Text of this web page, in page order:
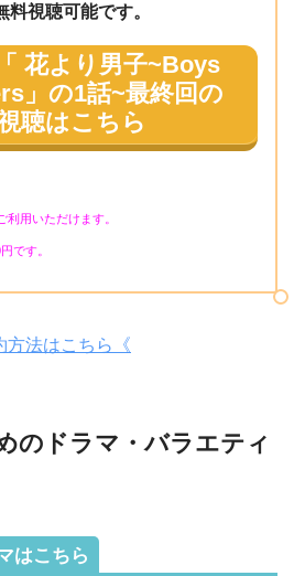
視聴可能です。
花より男子~Boys
」の1話~最終回 の
聴はこちら
用いただけます。
です。
方法はこちら《
のドラマ・バラエティ
はこちら